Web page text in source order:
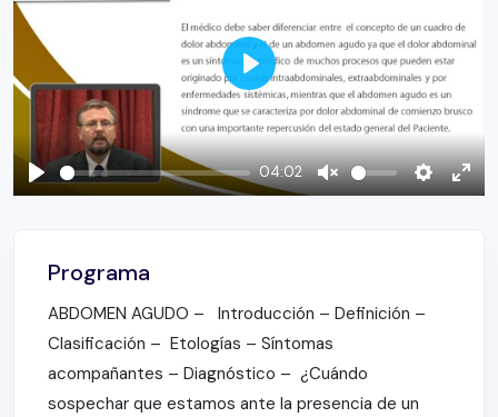
Play
04:02
Unmute Settings
Play
Programa
ABDOMEN AGUDO – Introducción – Definición –
Clasificación – Etologías – Síntomas
acompañantes – Diagnóstico – ¿Cuándo
sospechar que estamos ante la presencia de un